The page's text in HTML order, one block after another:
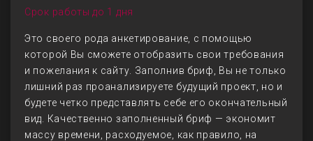
Срок работы до 1 дня
Это своего рода анкетирование, с помощью
которой Вы сможете отобразить свои требования
и пожелания к сайту. Заполнив бриф, Вы не только
лишний раз проанализируете будущий проект, но и
будете четко представлять себе его окончательный
вид. Качественно заполненный бриф — экономит
массу времени, расходуемое, как правило, на